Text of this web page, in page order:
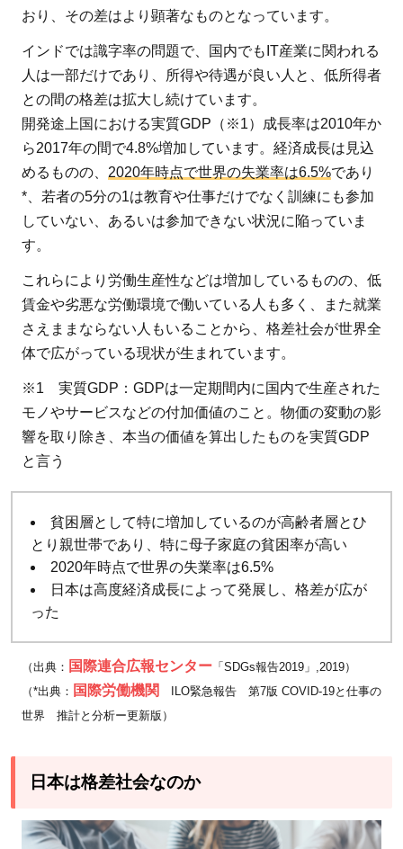
で格
会の
現状
3
日
本
が
格
差
社
会
に
陥
る
因
と
対
策
4
本
が
差
社
会
生
活
す
る
おり、その差はより顕著なものとなっています。
インドでは識字率の問題で、国内でもIT産業に関われる
人は一部だけであり、所得や待遇が良い人と、低所得者
との間の格差は拡大し続けています。
開発途上国における実質GDP（※1）成長率は2010年か
ら2017年の間で4.8%増加しています。経済成長は見込
めるものの、 2020年時点で世界の失業率は6.5%であり
*、若者の5分の1は教育や仕事だけでなく訓練にも参加
していない、あるいは参加できない状況に陥っていま
す。
これらにより労働生産性などは増加しているものの、低
賃金や劣悪な労働環境で働いている人も多く、また就業
さえままならない人もいることから、格差社会が世界全
体で広がっている現状が生まれています。
※1 実質GDP：GDPは一定期間内に国内で生産された
モノやサービスなどの付加価値のこと。物価の変動の影
響を取り除き、本当の価値を算出したものを実質GDP
と言う
貧困層として特に増加しているのが高齢者層とひ
とり親世帯であり、特に母子家庭の貧困率が高い
2020年時点で世界の失業率は6.5%
日本は高度経済成長によって発展し、格差が広が
った
（出典： 国際連合広報センター 「SDGs報告2019」,2019）
（*出典： 国際労働機関
ILO緊急報告 第7版 COVID-19と仕事の
世界 推計と分析ー更新版）
日本は格差社会なのか